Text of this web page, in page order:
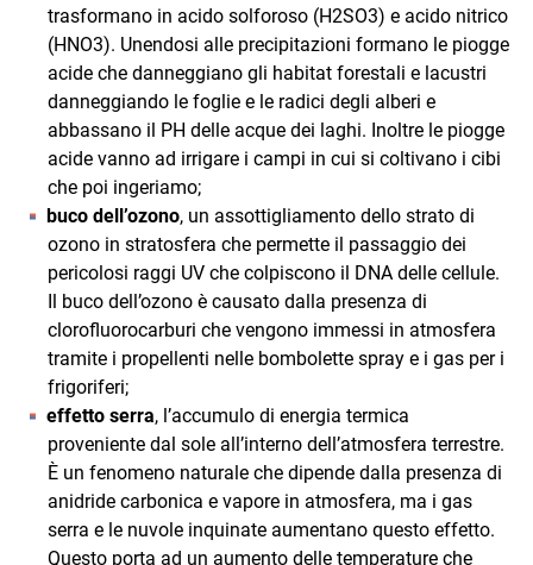
trasformano in acido solforoso (H2SO3) e acido nitrico
(HNO3). Unendosi alle precipitazioni formano le piogge
acide che danneggiano gli habitat forestali e lacustri
danneggiando le foglie e le radici degli alberi e
abbassano il PH delle acque dei laghi. Inoltre le piogge
acide vanno ad irrigare i campi in cui si coltivano i cibi
che poi ingeriamo;
buco dell’ozono, un assottigliamento dello strato di
ozono in stratosfera che permette il passaggio dei
pericolosi raggi UV che colpiscono il DNA delle cellule.
Il buco dell’ozono è causato dalla presenza di
clorofluorocarburi che vengono immessi in atmosfera
tramite i propellenti nelle bombolette spray e i gas per i
frigoriferi;
effetto serra, l’accumulo di energia termica
proveniente dal sole all’interno dell’atmosfera terrestre.
È un fenomeno naturale che dipende dalla presenza di
anidride carbonica e vapore in atmosfera, ma i gas
serra e le nuvole inquinate aumentano questo effetto.
Questo porta ad un aumento delle temperature che